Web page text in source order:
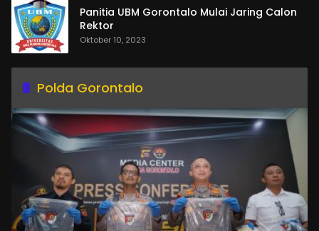
Panitia UBM Gorontalo Mulai Jaring Calon
Rektor
Oktober 10, 2023
Polda Gorontalo